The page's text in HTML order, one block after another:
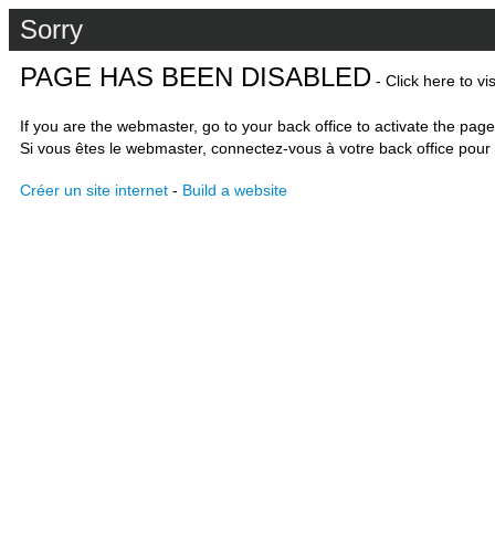
Sorry
PAGE HAS BEEN DISABLED - Click here to
If you are the webmaster, go to your back office to activate the
Si vous êtes le webmaster, connectez-vous à votre back office
Créer un site internet - Build a website